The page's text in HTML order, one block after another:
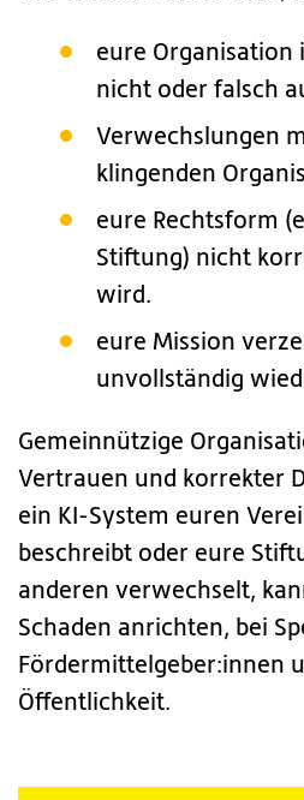
eure Organisation
nicht oder falsch
Verwechslungen
klingenden
eure Rechtsform
Stiftung) nicht
wird.
eure Mission
unvollständig
Gemeinnützige
Vertrauen und korrekter
ein KI-System euren
beschreibt oder eure
anderen verwechselt,
Schaden anrichten, bei
Fördermittelgeber:innen
Öffentlichkeit.